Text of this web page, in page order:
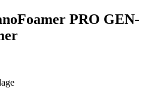
PRO GEN-